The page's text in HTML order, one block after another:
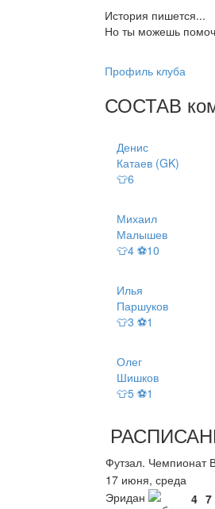
История пишется...
Но ты можешь
Профиль клуба
СОСТАВ
Денис
Катаев (GK)
👕6
Михаил
Малышев
👕4 ⚽10
Илья
Паршуков
👕3 ⚽1
Олег
Шишков
👕5 ⚽1
Футзал. Чемпионат
17 июня, среда
Эридан
4 7